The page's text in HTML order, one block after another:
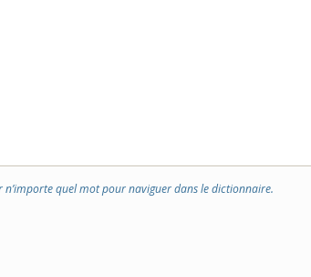
n’importe quel mot pour naviguer dans le dictionnaire.